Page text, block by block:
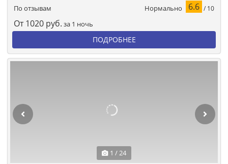
По отзывам
Нормально 6.6 / 10
От 1020 руб. за 1 ночь
ПОДРОБНЕЕ
1 / 24